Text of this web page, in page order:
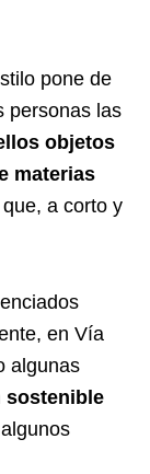
pone de
personas las
objetos
materias
a corto y
en Vía
algunas
sostenible